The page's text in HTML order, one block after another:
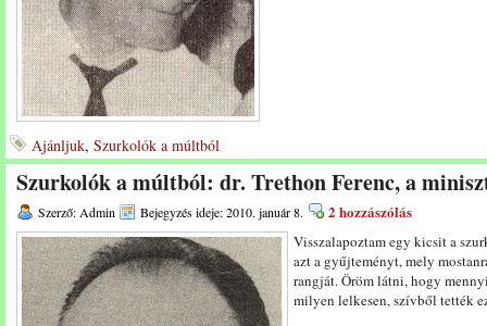
Ajánljuk, Szurkolók a múltból
Szurkolók a múltból: dr. Trethon Ferenc, a
Szerző: Admin Bejegyzés ideje: 2010. január 8. 2 hozzászólás
Visszalapoztam egy kicsit a
azt a gyűjteményt, mely
rangját. Öröm látni, hogy
milyen lelkesen, szívből tették